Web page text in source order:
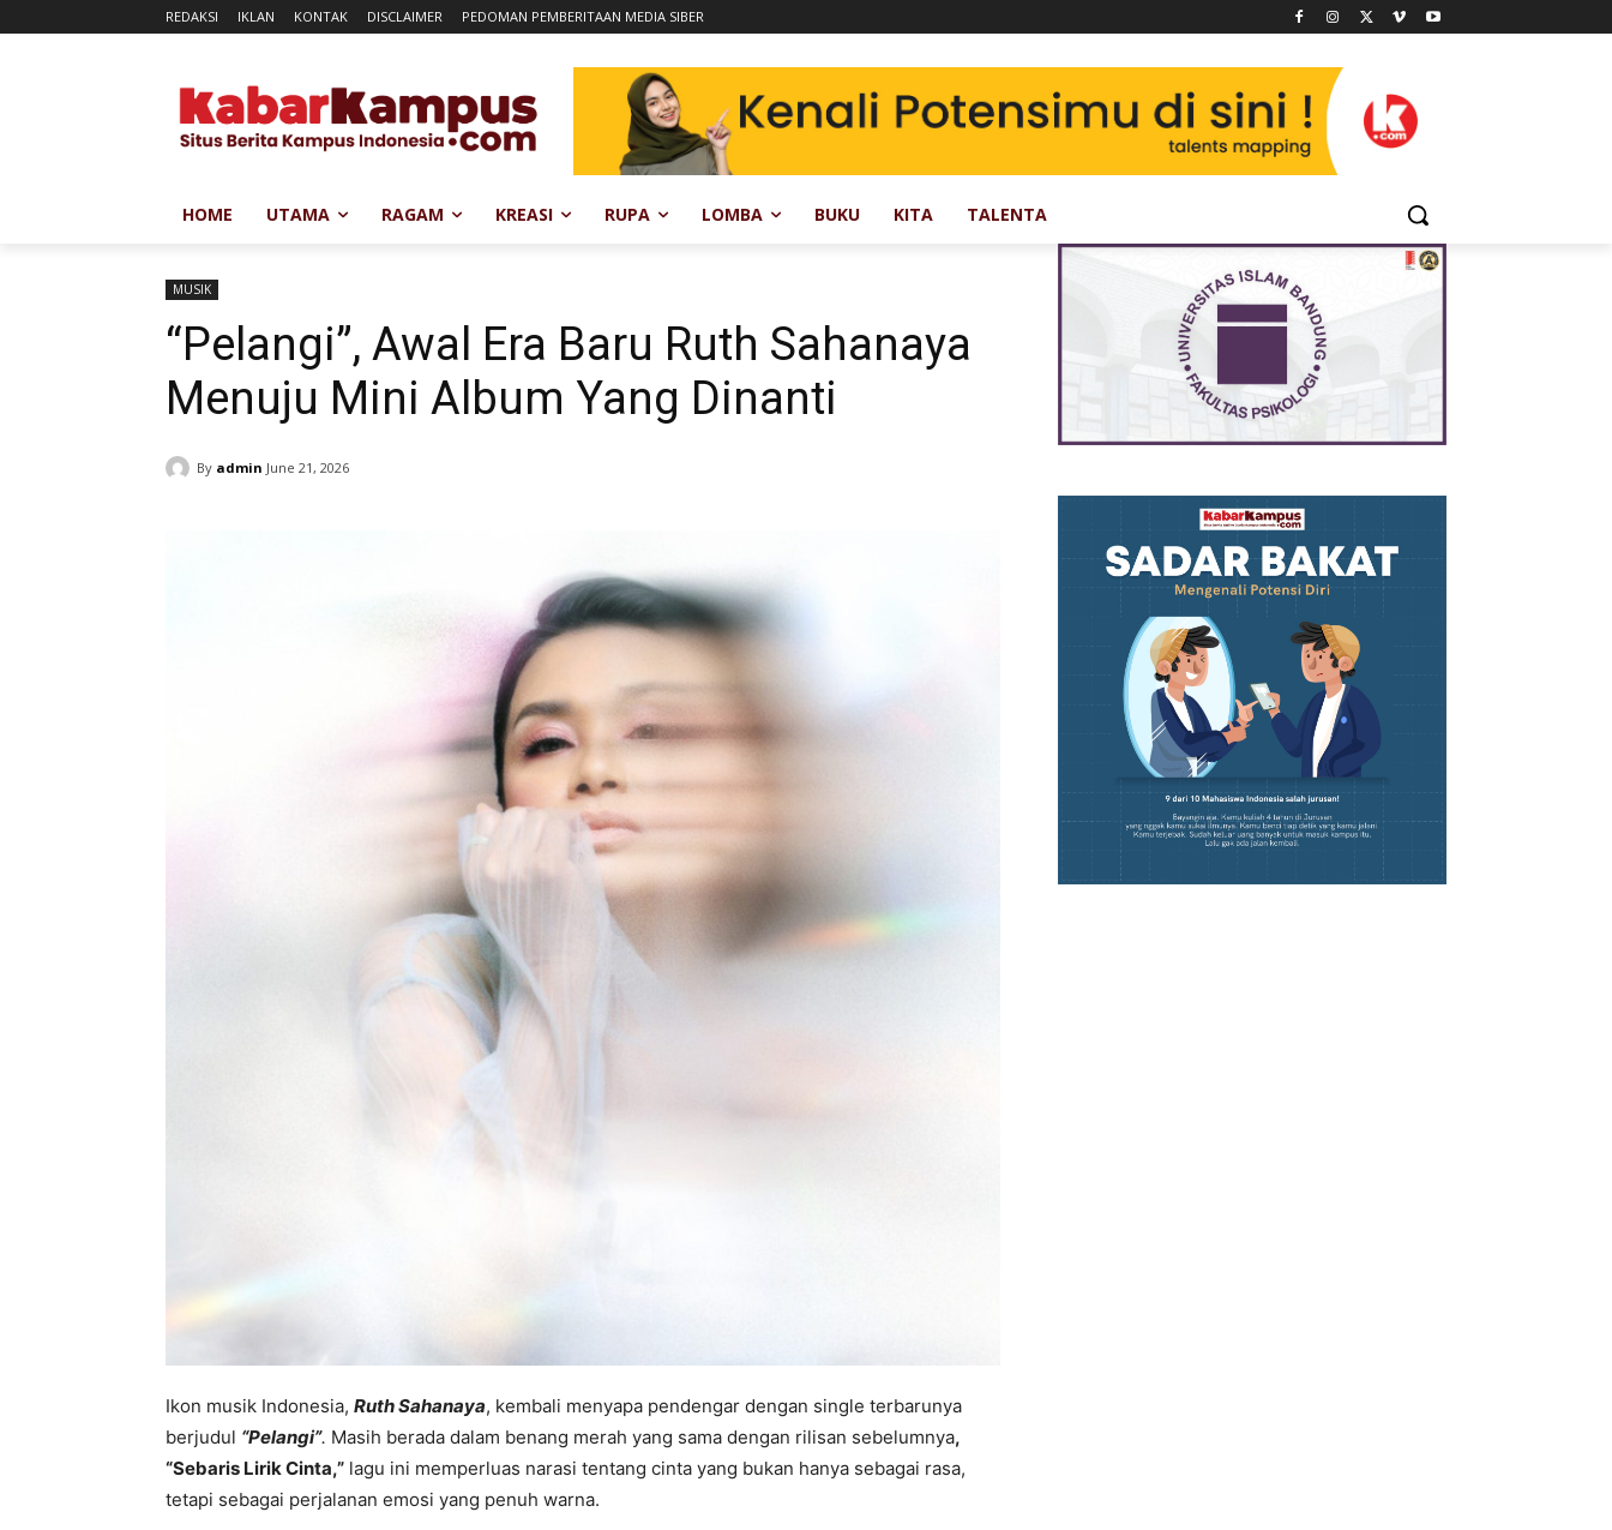
REDAKSI IKLAN KONTAK DISCLAIMER PEDOMAN PEMBERITAAN MEDIA SIBER
HOME UTAMA RAGAM KREASI RUPA LOMBA BUKU KITA TALENTA
MUSIK
“Pelangi”, Awal Era Baru Ruth Sahanaya
Menuju Mini Album Yang Dinanti
By admin June 21, 2026
Ikon musik Indonesia, Ruth Sahanaya, kembali menyapa pendengar dengan single terbarunya
berjudul “Pelangi”. Masih berada dalam benang merah yang sama dengan rilisan sebelumnya,
“Sebaris Lirik Cinta,” lagu ini memperluas narasi tentang cinta yang bukan hanya sebagai rasa,
tetapi sebagai perjalanan emosi yang penuh warna.